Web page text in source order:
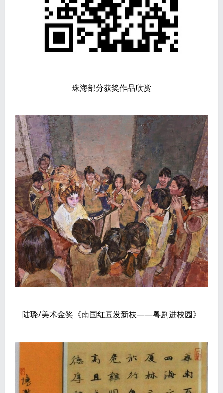
珠海部分获奖作品欣赏
陆璐/美术金奖《南国红豆发新枝——粤剧进校园》